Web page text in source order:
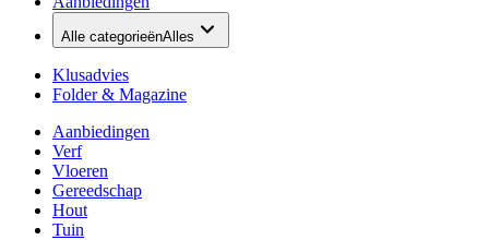
Alle categorieënAlles
Klusadvies
Folder & Magazine
Aanbiedingen
Verf
Vloeren
Gereedschap
Hout
Tuin